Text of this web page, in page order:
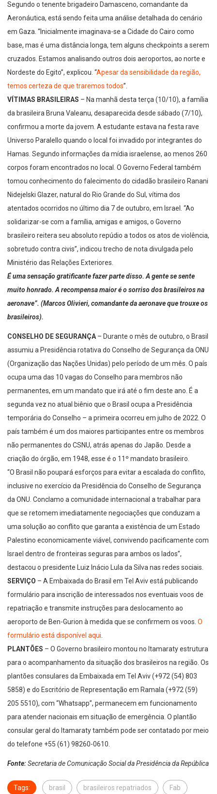
Segundo o tenente brigadeiro Damasceno, comandante da
Aeronáutica, está sendo feita uma análise detalhada do cenário
em Gaza. “Inicialmente imaginava-se a Cidade do Cairo como
base, mas é uma distância longa, tem alguns checkpoints a serem
cruzados. Estamos analisando outros dois aeroportos, ao norte e
Nordeste do Egito”, explicou. “Apesar da sensibilidade da região,
temos certeza de que traremos todos”.
VÍTIMAS BRASILEIRAS – Na manhã desta terça (10/10), a família
da brasileira Bruna Valeanu, desaparecida desde sábado (7/10),
confirmou a morte da jovem. A estudante estava na festa rave
Universo Paralello quando o local foi invadido por integrantes do
Hamas. Segundo informações da mídia israelense, ao menos 260
corpos foram encontrados no local. O Governo Federal também
tomou conhecimento do falecimento do cidadão brasileiro Ranani
Nidejelski Glazer, natural do Rio Grande do Sul, vítima dos
atentados ocorridos no último dia 7 de outubro, em Israel. “Ao
solidarizar-se com a família, amigas e amigos, o Governo
brasileiro reitera seu absoluto repúdio a todos os atos de violência,
sobretudo contra civis”, indicou trecho de nota divulgada pelo
Ministério das Relações Exteriores.
É uma sensação gratificante fazer parte disso. A gente se sente
muito honrado. A recompensa maior é o sorriso dos brasileiros na
aeronave”. (Marcos Olivieri, comandante da aeronave que trouxe os
brasileiros).
CONSELHO DE SEGURANÇA – Durante o mês de outubro, o Brasil
assumiu a Presidência rotativa do Conselho de Segurança da ONU
(Organização das Nações Unidas) pelo período de um mês. O país
ocupa uma das 10 vagas do Conselho para membros não
permanentes, em um mandato que irá até o fim deste ano. É a
segunda vez no atual biênio que o Brasil ocupa a Presidência
temporária do Conselho – a primeira ocorreu em julho de 2022. O
país também é um dos maiores participantes entre os membros
não permanentes do CSNU, atrás apenas do Japão. Desde a
criação do órgão, em 1948, esse é o 11º mandato brasileiro.
“O Brasil não poupará esforços para evitar a escalada do conflito,
inclusive no exercício da Presidência do Conselho de Segurança
da ONU. Conclamo a comunidade internacional a trabalhar para
que se retomem imediatamente negociações que conduzam a
uma solução ao conflito que garanta a existência de um Estado
Palestino economicamente viável, convivendo pacificamente com
Israel dentro de fronteiras seguras para ambos os lados”,
destacou o presidente Luiz Inácio Lula da Silva nas redes sociais.
SERVIÇO – A Embaixada do Brasil em Tel Aviv está publicando
formulário para inscrição de interessados nos eventuais voos de
repatriação e transmite instruções para deslocamento ao
aeroporto de Ben-Gurion à medida que se confirmem os voos. O
formulário está disponível aqui
PLANTÕES – O Governo brasileiro montou no Itamaraty estrutura
para o acompanhamento da situação dos brasileiros na região. Os
plantões consulares da Embaixada em Tel Aviv (+972 (54) 803
5858) e do Escritório de Representação em Ramala (+972 (59)
205 5510), com “Whatsapp”, permanecem em funcionamento
para atender nacionais em situação de emergência. O plantão
consular geral do Itamaraty também pode ser contatado por meio
do telefone +55 (61) 98260-0610.
Fonte:Secretaria de Comunicação Social da Presidência da República
Tags: brasil brasileiros repatriados Fab